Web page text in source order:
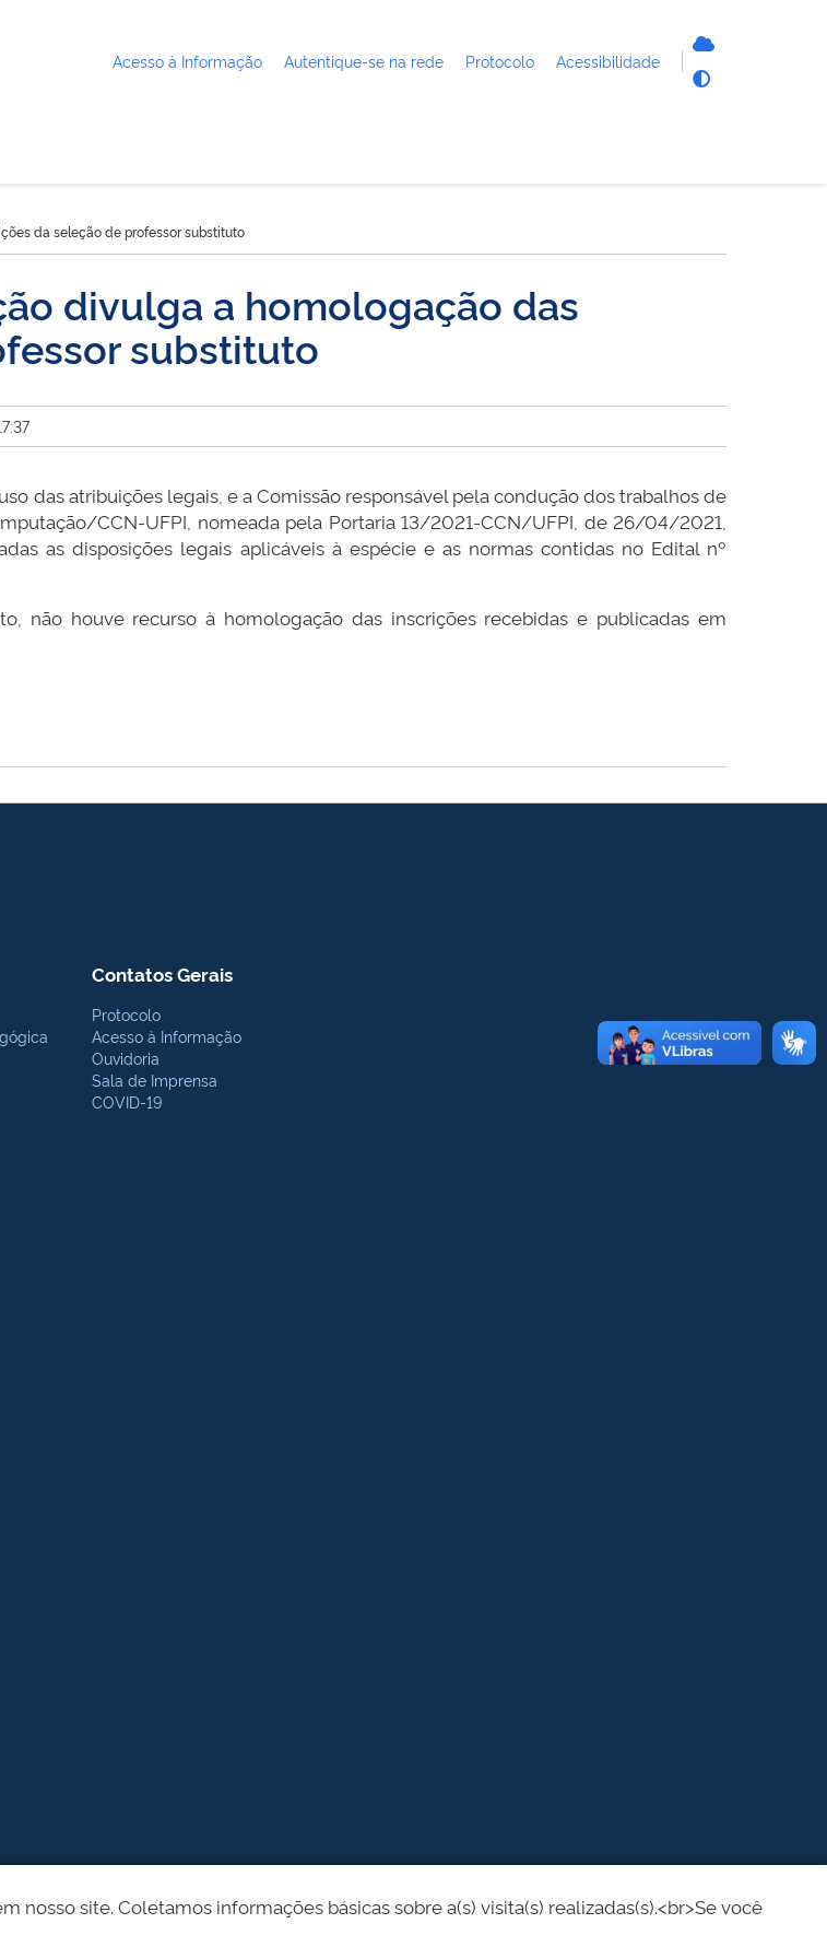
Acesso à Informação Autentique-se na rede Protocolo Acessibilidade
da seleção de professor substituto
divulga a homologação das
substituto
das atribuições legais, e a Comissão responsável pela condução dos trabalhos de
CCN-UFPI, nomeada pela Portaria 13/2021-CCN/UFPI, de 26/04/2021,
as disposições legais aplicáveis à espécie e as normas contidas no Edital nº
não houve recurso à homologação das inscrições recebidas e publicadas em
Contatos Gerais
Protocolo
Acesso à Informação
Ouvidoria
Sala de Imprensa
COVID-19
site. Coletamos informações básicas sobre a(s) visita(s) realizadas(s).<br>Se você